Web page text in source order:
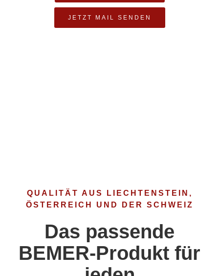
JETZT MAIL SENDEN
QUALITÄT AUS LIECHTENSTEIN,
ÖSTERREICH UND DER SCHWEIZ
Das passende
BEMER-Produkt für